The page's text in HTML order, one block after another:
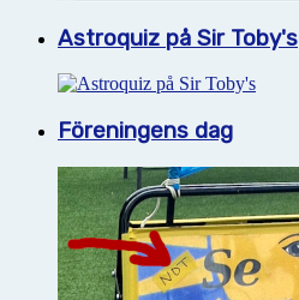
Astroquiz på Sir Toby's
Föreningens dag